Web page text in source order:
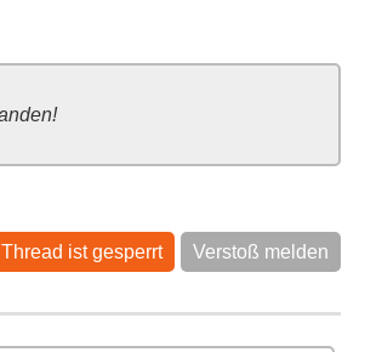
Verstoß melden
Thread ist gesperrt